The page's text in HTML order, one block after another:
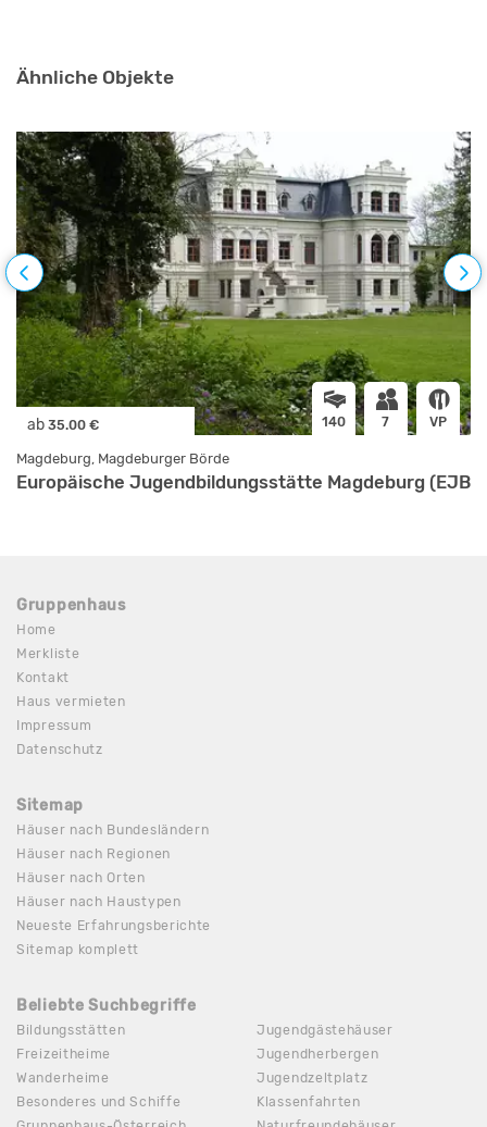
Ähnliche Objekte
ab 35.00 € 140 7 VP
Magdeburg, Magdeburger Börde
Europäische Jugendbildungsstätte Magdeburg
Gruppenhaus
Home
Merkliste
Kontakt
Haus vermieten
Impressum
Datenschutz
Sitemap
Häuser nach Bundesländern
Häuser nach Regionen
Häuser nach Orten
Häuser nach Haustypen
Neueste Erfahrungsberichte
Sitemap komplett
Beliebte Suchbegriffe
Bildungsstätten
Freizeitheime
Wanderheime
Besonderes und Schiffe
Jugendgästehäuser
Jugendherbergen
Jugendzeltplatz
Klassenfahrten